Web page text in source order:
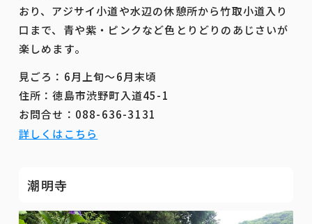
おり、アジサイ小道や水辺の休憩所から竹取小道入り
口まで、青や紫・ピンクなど色とりどりのあじさいが
楽しめます。
見ごろ：6月上旬～6月末頃
住所：徳島市渋野町入道45-1
お問合せ：088-636-3131
詳しくはこちら
潮明寺